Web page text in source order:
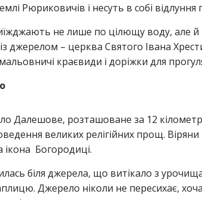
Рюриковичів і несуть в собі
не лише по цілющу воду, але й
джерелом – церква Святого Івана
краєвиди і доріжки для
Далешове, розташоване за 12
великих релігійних прощ.
Богородиці.
біля джерела, що витікало з
Джерело ніколи не пересихає,